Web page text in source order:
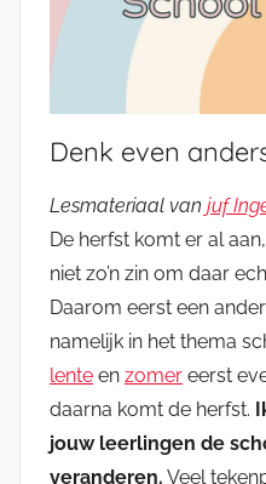
Denk even
Lesmateriaal van juf
De herfst komt er al
niet zo’n zin om daar
Daarom eerst een
namelijk in het thema
lente en zomer eerst
daarna komt de herfst.
jouw leerlingen de
veranderen. Veel